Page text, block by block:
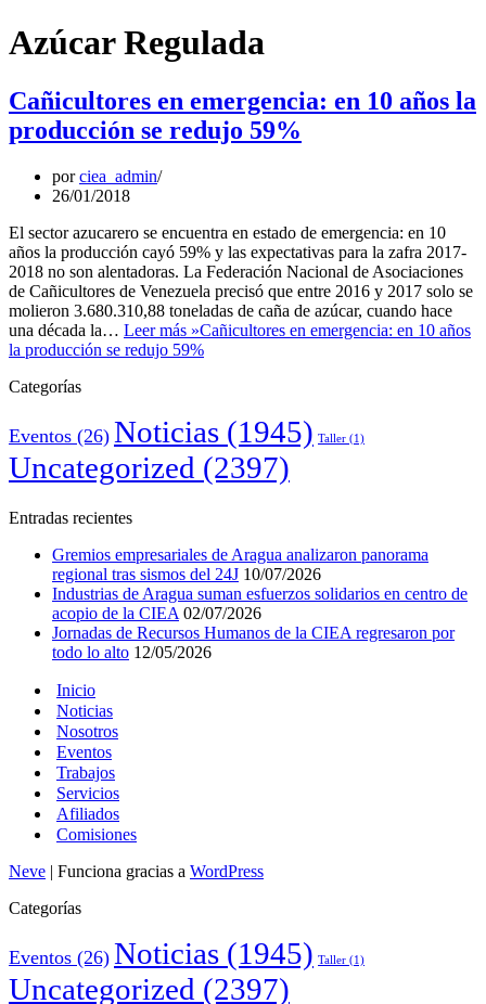
Azúcar Regulada
Cañicultores en emergencia: en 10 años la
producción se redujo 59%
porciea_admin
26/01/2018
El sector azucarero se encuentra en estado de emergencia: en 10
años la producción cayó 59% y las expectativas para la zafra 2017-
2018 no son alentadoras. La Federación Nacional de Asociaciones
de Cañicultores de Venezuela precisó que entre 2016 y 2017 solo se
molieron 3.680.310,88 toneladas de caña de azúcar, cuando hace
una década la… Leer más »Cañicultores en emergencia: en 10 años
la producción se redujo 59%
Categorías
Eventos (26) Noticias (1945) Taller (1)
Uncategorized (2397)
Entradas recientes
Gremios empresariales de Aragua analizaron panorama
regional tras sismos del 24J 10/07/2026
Industrias de Aragua suman esfuerzos solidarios en centro de
acopio de la CIEA 02/07/2026
Jornadas de Recursos Humanos de la CIEA regresaron por
todo lo alto 12/05/2026
Inicio
Noticias
Nosotros
Eventos
Trabajos
Servicios
Afiliados
Comisiones
Neve | Funciona gracias a WordPress
Categorías
Eventos (26) Noticias (1945) Taller (1)
Uncategorized (2397)